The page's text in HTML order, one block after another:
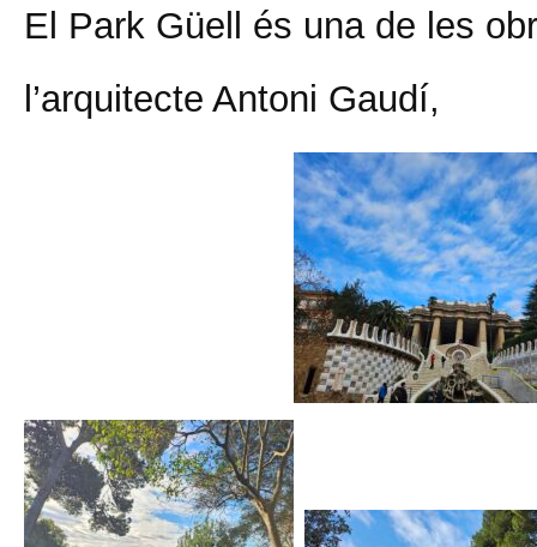
El Park Güell és una de les
l’arquitecte Antoni Gaudí,